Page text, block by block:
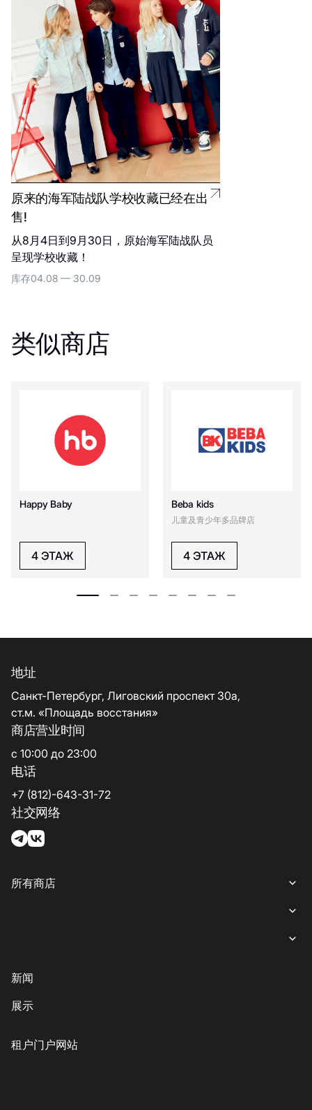
原来的海军陆战队学校收藏已经在出
售!
从8月4日到9月30日，原始海军陆战队员
呈现学校收藏！
库存04.08 — 30.09
类似商店
Happy Baby
4 ЭТАЖ
Beba kids
儿童及青少年多品牌店
4 ЭТАЖ
地址
Санкт-Петербург, Лиговский проспект 30а,
ст.м. «Площадь восстания»
商店营业时间
с 10:00 до 23:00
电话
+7 (812)-643-31-72
社交网络
所有商店
鞋子与箱包
儿童商品
coffee-sweets
格魯吉亞菜
素食主義者/素食主義者
客户服务
儿童服务
新闻
展示
租户门户网站